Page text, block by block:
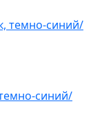
синий/